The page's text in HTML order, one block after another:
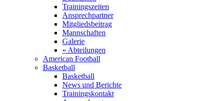
Trainingszeiten
Ansprechpartner
Mitgliedsbeitrag
Mannschaften
Galerie
« Abteilungen
American Football
Basketball
Basketball
News und Berichte
Trainingskontakt